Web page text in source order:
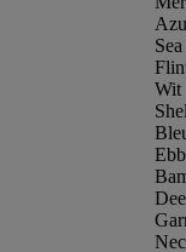
Wit